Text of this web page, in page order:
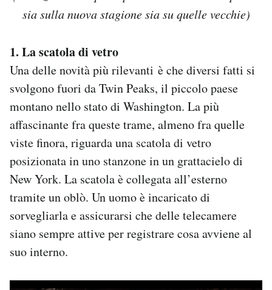
sia sulla nuova stagione sia su quelle vecchie)
1. La scatola di vetro
Una delle novità più rilevanti è che diversi fatti si
svolgono fuori da Twin Peaks, il piccolo paese
montano nello stato di Washington. La più
affascinante fra queste trame, almeno fra quelle
viste finora, riguarda una scatola di vetro
posizionata in uno stanzone in un grattacielo di
New York. La scatola è collegata all’esterno
tramite un oblò. Un uomo è incaricato di
sorvegliarla e assicurarsi che delle telecamere
siano sempre attive per registrare cosa avviene al
suo interno.